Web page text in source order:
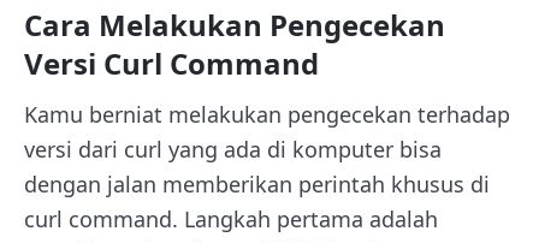
Cara Melakukan Pengecekan
Versi Curl Command
Kamu berniat melakukan pengecekan terhadap
versi dari curl yang ada di komputer bisa
dengan jalan memberikan perintah khusus di
curl command. Langkah pertama adalah